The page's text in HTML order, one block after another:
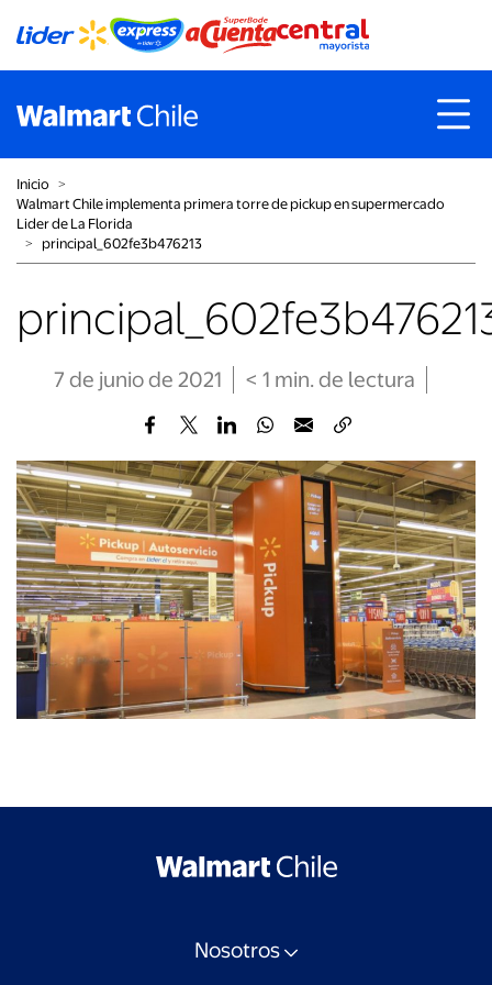
Inicio ˃
Walmart Chile implementa primera torre de pickup en supermercado
Lider de La Florida
˃ principal_602fe3b476213
7 de junio de 2021 < 1 min. de lectura
Nosotros